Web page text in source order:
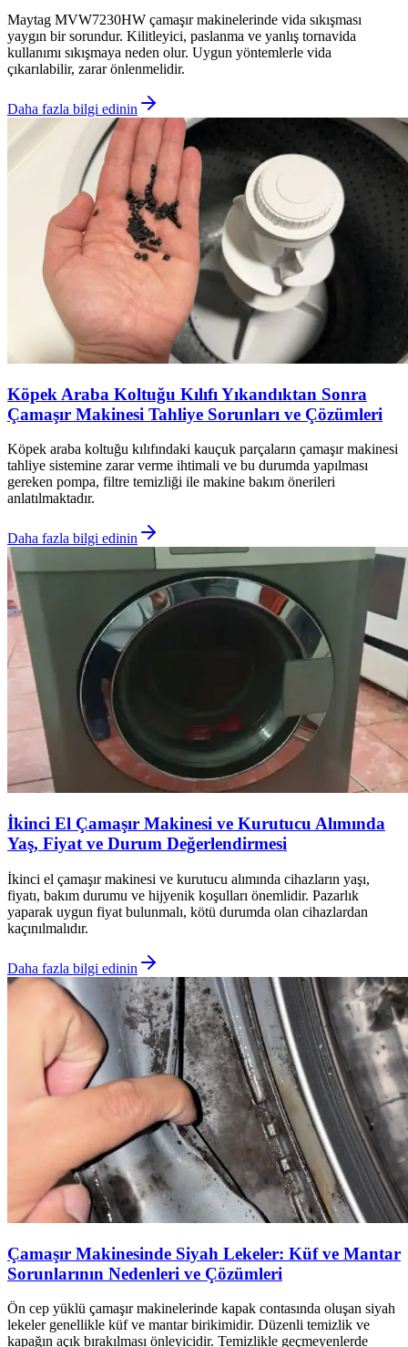
Maytag MVW7230HW çamaşır makinelerinde vida sıkışması
yaygın bir sorundur. Kilitleyici, paslanma ve yanlış tornavida
kullanımı sıkışmaya neden olur. Uygun yöntemlerle vida
çıkarılabilir, zarar önlenmelidir.
Daha fazla bilgi edinin
Köpek Araba Koltuğu Kılıfı Yıkandıktan Sonra
Çamaşır Makinesi Tahliye Sorunları ve Çözümleri
Köpek araba koltuğu kılıfındaki kauçuk parçaların çamaşır makinesi
tahliye sistemine zarar verme ihtimali ve bu durumda yapılması
gereken pompa, filtre temizliği ile makine bakım önerileri
anlatılmaktadır.
Daha fazla bilgi edinin
İkinci El Çamaşır Makinesi ve Kurutucu Alımında
Yaş, Fiyat ve Durum Değerlendirmesi
İkinci el çamaşır makinesi ve kurutucu alımında cihazların yaşı,
fiyatı, bakım durumu ve hijyenik koşulları önemlidir. Pazarlık
yaparak uygun fiyat bulunmalı, kötü durumda olan cihazlardan
kaçınılmalıdır.
Daha fazla bilgi edinin
Çamaşır Makinesinde Siyah Lekeler: Küf ve Mantar
Sorunlarının Nedenleri ve Çözümleri
Ön cep yüklü çamaşır makinelerinde kapak contasında oluşan siyah
lekeler genellikle küf ve mantar birikimidir. Düzenli temizlik ve
kapağın açık bırakılması önleyicidir. Temizlikle geçmeyenlerde